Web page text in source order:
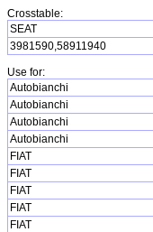
Crosstable:
SEAT
3981590,58911940
Use for:
Autobianchi
Autobianchi
Autobianchi
Autobianchi
FIAT
FIAT
FIAT
FIAT
FIAT